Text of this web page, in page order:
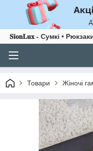
𝐒𝐢𝐨𝐧𝐋𝐮𝐱 - Сумкі •
Товари Жіночі